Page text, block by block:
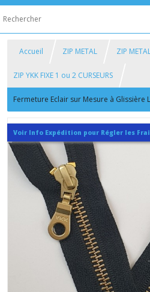
Accueil ZIP METAL ZIP
ZIP YKK FIXE 1 ou 2 CURSEURS
Fermeture Eclair sur Mesure à Glissière